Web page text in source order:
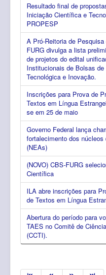
Resultado final de
Iniciação Científica e
PROPESP
A Pró-Reitoria de
FURG divulga a lista
de projetos do edital
Institucionais de Bolsas
Tecnológica e Inovação.
Inscrições para Prova de
Textos em Língua
se em 25 de maio
Governo Federal lança
fortalecimento dos
(NEAs)
(NOVO) CBS-FURG
Científica
ILA abre inscrições para
de Textos em Língua
Abertura do período para
TAES no Comitê de
(CCTI).